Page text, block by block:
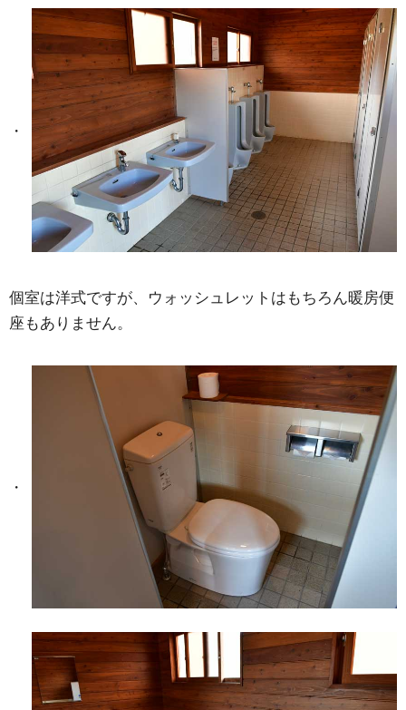
個室は洋式ですが、ウォッシュレットはもちろん暖房便
座もありません。